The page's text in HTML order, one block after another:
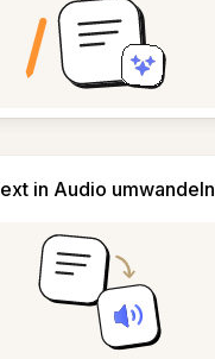
in Audio umwandeln